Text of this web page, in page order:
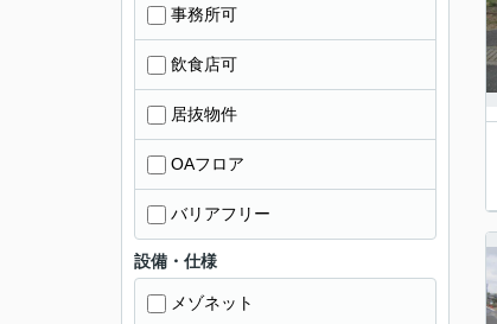
事務所可
飲食店可
居抜物件
OAフロア
バリアフリー
設備・仕様
メゾネット